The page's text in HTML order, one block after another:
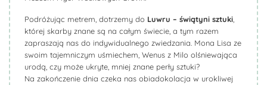
Podróżując metrem, dotrzemy do Luwru – świątyni sztuki
której skarby znane są na całym świecie, a tym razem
zapraszają nas do indywidualnego zwiedzania. Mona Lisa ze
swoim tajemniczym uśmiechem, Wenus z Milo olśniewająca
urodą, czy może ukryte, mniej znane perły sztuki?
Na zakończenie dnia czeka nas obiadokolacja w urokliwej